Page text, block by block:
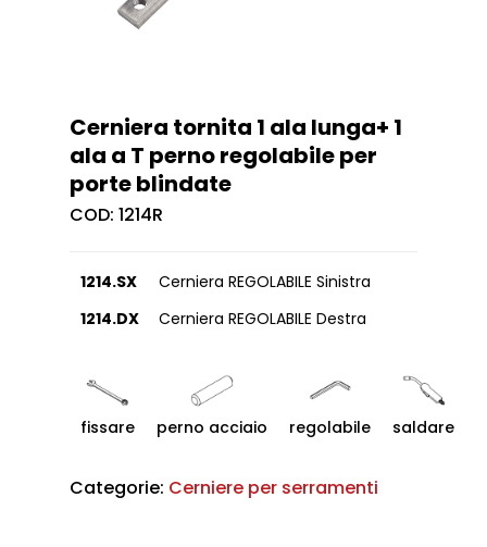
Cerniera tornita 1 ala lunga+ 1
ala a T perno regolabile per
porte blindate
COD: 1214R
1214.SX
Cerniera REGOLABILE Sinistra
1214.DX
Cerniera REGOLABILE Destra
fissare perno acciaio regolabile saldare
Categorie: Cerniere per serramenti